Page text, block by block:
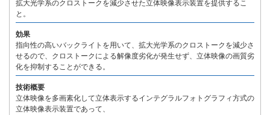
拡大光学系のクロストークを減少させた立体映像表示装置を提供するこ
と。
効果
指向性の高いバックライトを用いて、拡大光学系のクロストークを減少さ
せるので、クロストークによる解像度劣化が発生せず、立体映像の画質劣
化を抑制することができる。
技術概要
立体映像を多画素化して立体表示するインテグラルフォトグラフィ方式の
立体映像表示装置であって、